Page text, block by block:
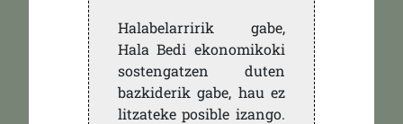
Halabelarririk gabe,
Hala Bedi ekonomikoki
sostengatzen duten
bazkiderik gabe, hau ez
litzateke posible izango.